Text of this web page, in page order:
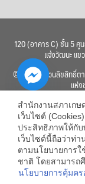
120 (อาคาร C) ชั้น 5 ศู
แจ้งวัฒนะ แ
© 2560 สงวนลิขสิทธิ์ต
แห่
สำนักงานสภาเกษ
เว็บไซต์
ประสิทธิภาพให้กั
เว็บไซต์นี้ถือว่าท่
ตามนโยบายการใ
ชาติ โดยสามารถ
นโยบายการคุ้มค
Hide
chaty